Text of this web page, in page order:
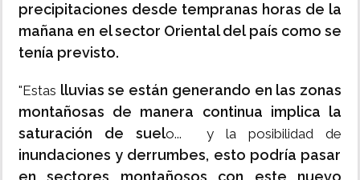
precipitaciones desde tempranas horas de la
mañana en el sector Oriental del país como se
tenía previsto.
"Estas lluvias se están generando en las zonas
montañosas de manera continua implica la
saturación de suelo... y la posibilidad de
inundaciones y derrumbes, esto podría pasar
en sectores montañosos con este nuevo